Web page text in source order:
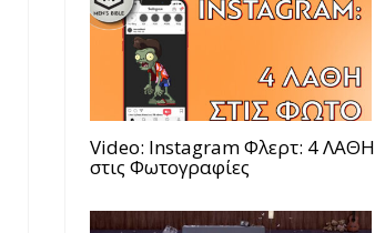
Video: Instagram Φλερτ: 4 ΛΑΘΗ
στις Φωτογραφίες